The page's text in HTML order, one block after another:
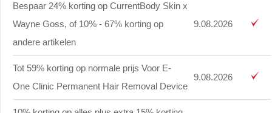
Bespaar 24% korting op CurrentBody Skin x
Wayne Goss, of 10% - 67% korting op
andere artikelen
9.08.2026
Tot 59% korting op normale prijs Voor E-
One Clinic Permanent Hair Removal Device
9.08.2026